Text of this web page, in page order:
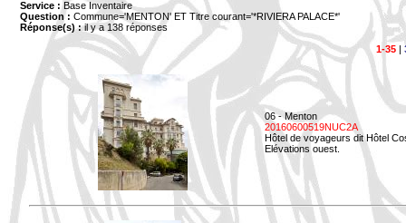
Service : Base Inventaire
Question : Commune='MENTON' ET Titre courant='*RIVIERA PALACE*'
Réponse(s) :il y a 138 réponses
1-35|
06 - Menton
20160600519NUC2A
Hôtel de voyageurs dit Hôtel
Elévations ouest.